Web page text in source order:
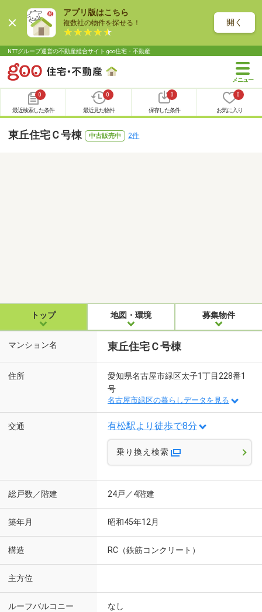
アプリ版はこちら
複数社の物件を探せる！ 開く
NTTグループ運営の不動産総合サイト goo住宅・不動産
0
最近検索した条件
0
最近見た物件
0
保存した条件
0
お気に入り
東丘住宅Ｃ号棟 中古販売中 2件
トップ 地図・環境 募集物件
マンション名 東丘住宅Ｃ号棟
住所
愛知県名古屋市緑区太子1丁目228番1
号
名古屋市緑区の暮らしデータを見る
交通 有松駅より徒歩で8分
乗り換え検索
総戸数／階建 24戸／4階建
築年月 昭和45年12月
構造 RC（鉄筋コンクリート）
主方位
ルーフバルコニー なし